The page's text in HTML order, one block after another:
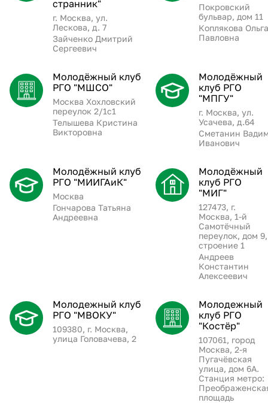
странник"
г. Москва, ул.
Лескова, д. 7
Зайченко Дмитрий
Сергеевич
Покровский
бульвар, дом 11
Коплякова Ольга
Павловна
Молодёжный клуб
РГО "МШСО"
Москва Хохловский
переулок 2/1с1
Телышева Кристина
Викторовна
Молодёжный
клуб РГО
"МПГУ"
г. Москва, ул.
Усачева, д.64
Сметанин
Иванович
Молодёжный клуб
РГО "МИИГАиК"
Москва
Гончарова Татьяна
Андреевна
Молодёжный
клуб РГО
"МИГ"
127473, г.
Москва, 1-й
Самотёчный
переулок, дом 9,
строение 1
Андреев
Константин
Алексеевич
Молодежный клуб
РГО "МВОКУ"
109380, г. Москва,
улица Головачева, 2
Молодежный
клуб РГО
"Костёр"
107061, город
Москва, 2-я
Пугачёвская
улица, дом 6А.
Станция метро:
площадь